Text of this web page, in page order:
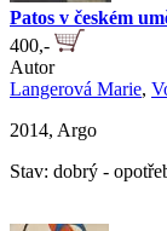
Patos v českém
400,-
Autor
Langerová Marie,
2014, Argo
Stav: dobrý -